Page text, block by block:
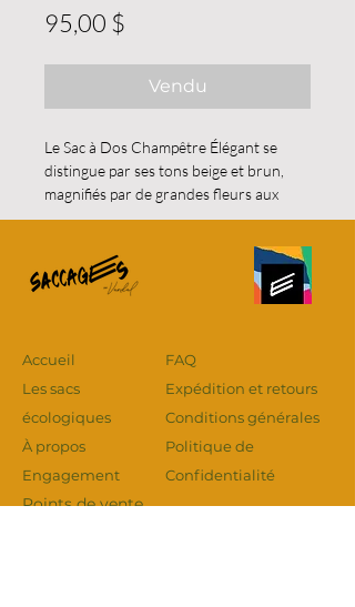
95,00 $
Vendu
Le Sac à Dos Champêtre Élégant se
distingue par ses tons beige et brun,
magnifiés par de grandes fleurs aux
nuances naturelles qui apportent
superbe, passe-partout et unique,
conçu pour s’harmoniser avec tous les
styles, du quotidien chic aux escapades
Comme toujours, ce sac est fabriqué à
partir de matières recyclées et
récupérées de qualité, rendant chaque
pièce véritablement authentique et
respectueuse de l’environnement.
Léger, pratique et stylé, il accompagne
parfaitement les journées actives en
Accueil
Les sacs
écologiques
À propos
Engagement
Points de vente
FAQ
Expédition et retours
Conditions générales
Politique de
Confidentialité